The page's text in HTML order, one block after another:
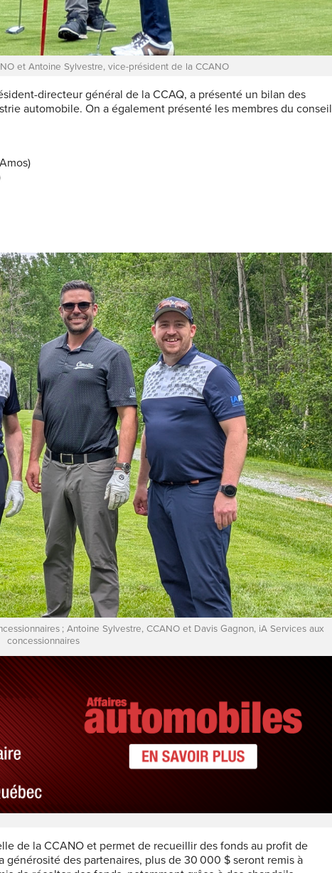
et Antoine Sylvestre, vice-président de la CCANO
directeur général de la CCAQ, a présenté un bilan des
automobile. On a également présenté les membres du conseil
; Antoine Sylvestre, CCANO et Davis Gagnon, iA Services aux
concessionnaires
de la CCANO et permet de recueillir des fonds au profit de
générosité des partenaires, plus de 30 000 $ seront remis à